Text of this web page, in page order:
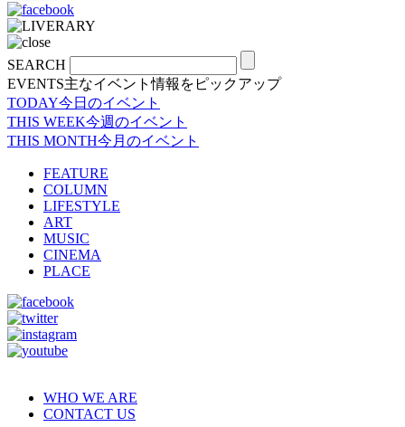
SEARCH
EVENTS主なイベント情報をピックアップ
TODAY今日のイベント
THIS WEEK今週のイベント
THIS MONTH今月のイベント
FEATURE
COLUMN
LIFESTYLE
ART
MUSIC
CINEMA
PLACE
WHO WE ARE
CONTACT US